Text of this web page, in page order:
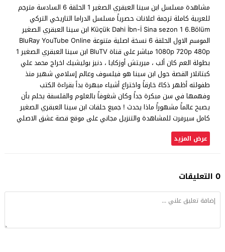
مشاهدة مسلسل ابن سينا العبقري الصغير 1 الحلقة 6 السادسة مترجم
للعربية كاملة ترجمة اعلانات حصرياً مسلسل الدراما التاريخي التركي
Küçük Dahi İbn-İ Sina sezon 1 6.Bölüm ابن سينا العبقري الصغير
الموسم الاول الحلقة 6 نسخة اصلية متنوعة BluRay YouTube Online
1080p 720p 480p مباشر على قناة BluTV ابن سينا العبقري الصغير 1
بطولة العم كان ألب ، ميريتش أوزكايا ، دنيز بوليشيك اخراج محمد علي
كبتانلار القصة حول ابن سينا هو فيلسوف وعالم إسلامي شهير منذ
طفولته أظهر ذكاءً خارقاً واختراع أشياء مبهرة بدأ بقراءة الكتب
وفهمها في سن مبكرة جداً وكان شغوفاً بالعلوم والفلسفة يحلم بأن
يصبح عالماً مشهوراً ماذا يحدث ! جميع حلقات ابن سينا العبقري الصغير
كامل سيرفرت للمشاهدة والتنزيل مجاني على موقع قصة عشق الاصلي
عرض المزيد
0 التعليقات